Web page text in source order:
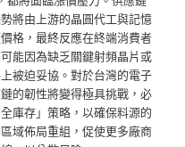
將由上游的晶圓代工與記憶
格，最終反應在終端消費者
能因為缺乏關鍵射頻晶片或
被迫妥協。對於台灣的電子
的韌性將變得極具挑戰，必
庫存」策略，以確保料源的
域佈局重組，促使更多廠商